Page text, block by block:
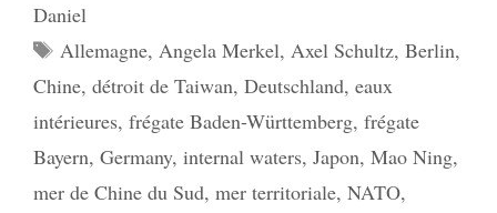
Daniel
Étiquettes
Allemagne, Angela Merkel, Axel Schultz, Berlin,
Chine, détroit de Taiwan, Deutschland, eaux
intérieures, frégate Baden-Württemberg, frégate
Bayern, Germany, internal waters, Japon, Mao Ning,
mer de Chine du Sud, mer territoriale, NATO,